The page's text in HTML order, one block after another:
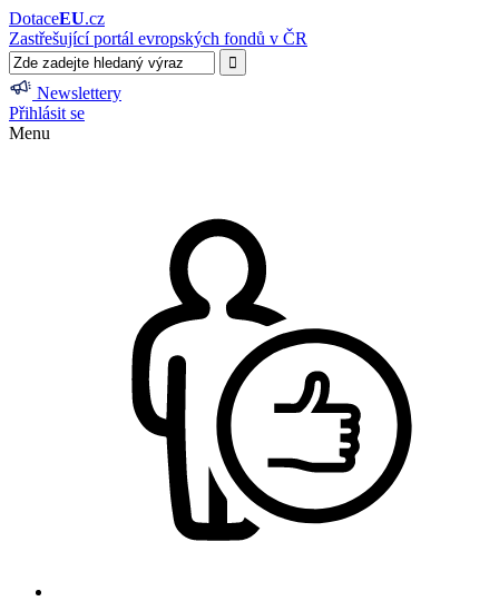
DotaceEU.cz
Zastřešující portál evropských fondů v ČR
Newslettery
Přihlásit se
Menu